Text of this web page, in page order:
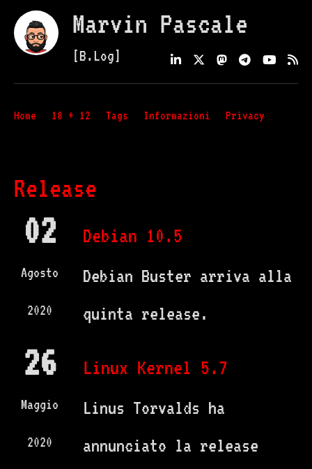
Marvin Pascale
[B.Log]
Home 18 + 12 Tags Informazioni Privacy
Release
02
Agosto
2020
Debian 10.5
Debian Buster arriva alla
quinta release.
26
Maggio
2020
Linux Kernel 5.7
Linus Torvalds ha
annunciato la release